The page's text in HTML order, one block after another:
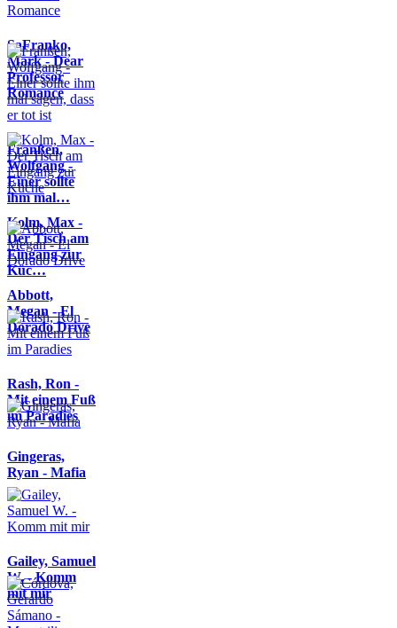
SaFranko,
Mark - Dear
Professor
Romance
Franßen,
Wolfgang -
Einer sollte
ihm mal…
Kolm, Max -
Der Tisch am
Eingang zur
Küc…
Abbott,
Megan - El
Dorado Drive
Rash, Ron -
Mit einem Fuß
im Paradies
Gingeras,
Ryan - Mafia
Gailey, Samuel
W. - Komm
mit mir